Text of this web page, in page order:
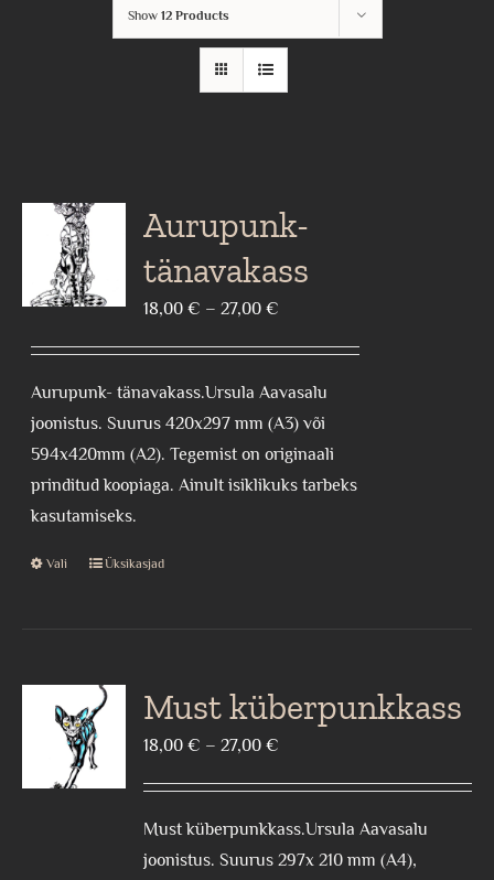
Show 12 Products
Aurupunk-
tänavakass
18,00€ – 27,00€
through
27,00 €
Aurupunk- tänavakass.Ursula Aavasalu
joonistus. Suurus 420x297 mm (A3) või
594x420mm (A2). Tegemist on originaali
prinditud koopiaga. Ainult isiklikuks tarbeks
kasutamiseks.
Vali
This
variants.
The
options
may
Üksikasjad
Must küberpunkkass
18,00€ – 27,00€
through
27,00 €
Must küberpunkkass.Ursula Aavasalu
joonistus. Suurus 297x 210 mm (A4),